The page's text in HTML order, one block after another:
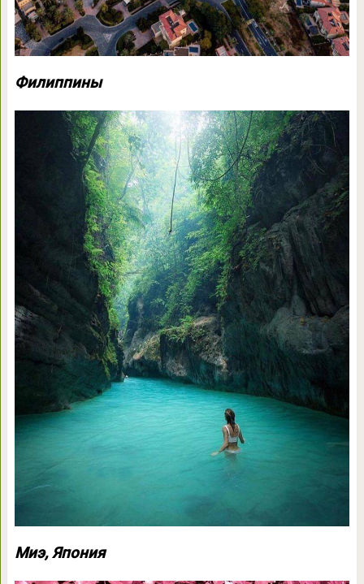
Филиппины
Миэ, Япония